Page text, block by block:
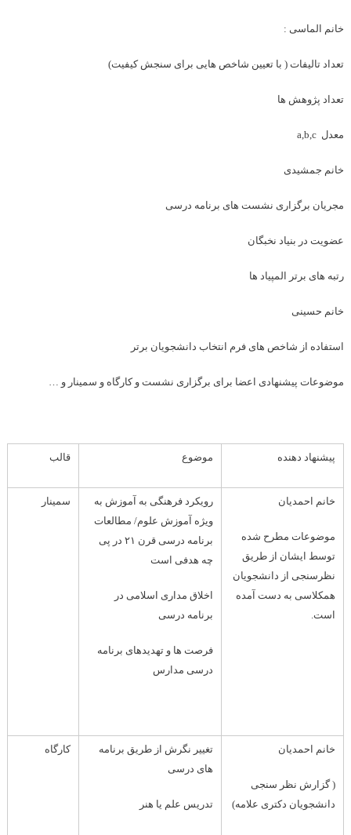
خانم الماسی :
تعداد تالیفات ( با تعیین شاخص هایی برای سنجش کیفیت)
تعداد پژوهش ها
معدل a,b,c
خانم جمشیدی
مجریان برگزاری نشست های برنامه درسی
عضویت در بنیاد نخبگان
رتبه های برتر المپیاد ها
خانم حسینی
استفاده از شاخص های فرم انتخاب دانشجویان برتر
موضوعات پیشنهادی اعضا برای برگزاری نشست و کارگاه و سمینار و …
پیشنهاد دهنده موضوع قالب
خانم احمدیان
موضوعات مطرح شده
توسط ایشان از طریق
نظرسنجی از دانشجویان
همکلاسی به دست آمده
است.
رویکرد فرهنگی به آموزش به
ویژه آموزش علوم/ مطالعات
برنامه درسی قرن ۲۱ در پی
چه هدفی است
اخلاق مداری اسلامی در
برنامه درسی
فرصت ها و تهدیدهای برنامه
درسی مدارس
سمینار
خانم احمدیان
( گزارش نظر سنجی
دانشجویان دکتری علامه)
تغییر نگرش از طریق برنامه
های درسی
تدریس علم یا هنر
کارگاه